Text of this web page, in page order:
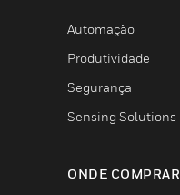
Automação
Produtividade
Segurança
Sensing Solutions
ONDE COMPRAR